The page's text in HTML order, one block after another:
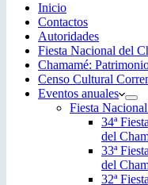
Inicio
Contactos
Autoridades
Fiesta Nacional del
Chamamé:
Censo Cultural
Eventos anuales
Fiesta
34ª
del
33ª
del
32ª